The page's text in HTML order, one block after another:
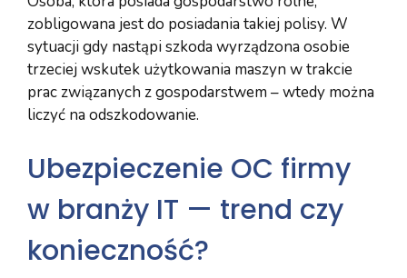
zobligowana jest do posiadania takiej polisy. W
sytuacji gdy nastąpi szkoda wyrządzona osobie
trzeciej wskutek użytkowania maszyn w trakcie
prac związanych z gospodarstwem – wtedy można
liczyć na odszkodowanie.
Ubezpieczenie OC firmy
w branży IT — trend czy
konieczność?